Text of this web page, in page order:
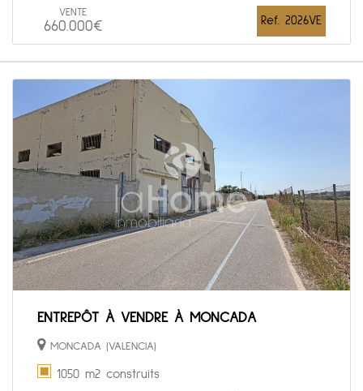
VENTE
660.000€ Ref. 2026VE
ENTREPÔT À VENDRE À MONCADA
MONCADA (VALENCIA)
1050 m2 construits